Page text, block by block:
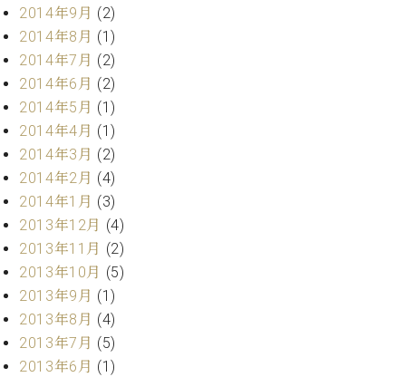
お
問
合
わ
せ
ア
ー
テ
ィ
ス
ト
カ
ス
マ
ー
2014年9月 (2)
2014年8月 (1)
2014年7月 (2)
2014年6月 (2)
2014年5月 (1)
2014年4月 (1)
2014年3月 (2)
2014年2月 (4)
2014年1月 (3)
2013年12月 (4)
2013年11月 (2)
2013年10月 (5)
2013年9月 (1)
2013年8月 (4)
2013年7月 (5)
2013年6月 (1)